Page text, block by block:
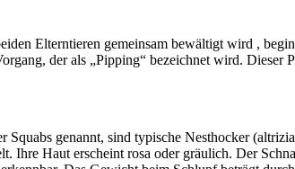
Elterntieren gemeinsam bewältigt wird ,
der als „Pipping“ bezeichnet wird.
Squabs genannt, sind typische Nesthocker
Ihre Haut erscheint rosa oder gräulich. Der